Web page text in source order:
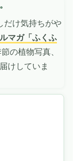
だけ気持ちがや
マガ「ふくふ
の植物写真、
けしていま